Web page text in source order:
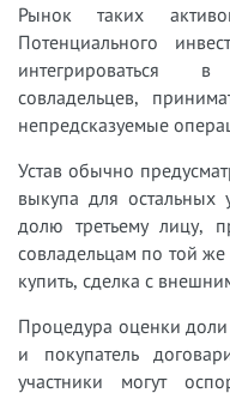
Рынок таких
Потенциального
интегрироваться
совладельцев,
непредсказуемые
Устав обычно
выкупа для остальных
долю третьему лицу,
совладельцам по той же
купить, сделка с
Процедура оценки
и покупатель
участники могут